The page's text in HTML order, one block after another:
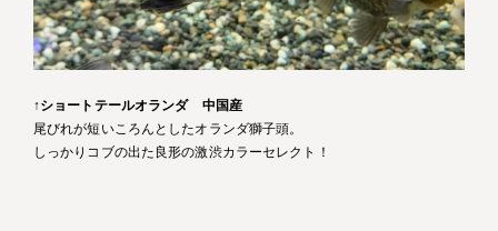
↑ショートテールオランダ 中国産
尾びれが短いころんとしたオランダ獅子頭。
しっかりコブの出た良形の激渋カラーセレクト！